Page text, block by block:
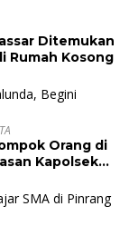
Ditemukan
Rumah Kosong
Orang di
Kapolsek